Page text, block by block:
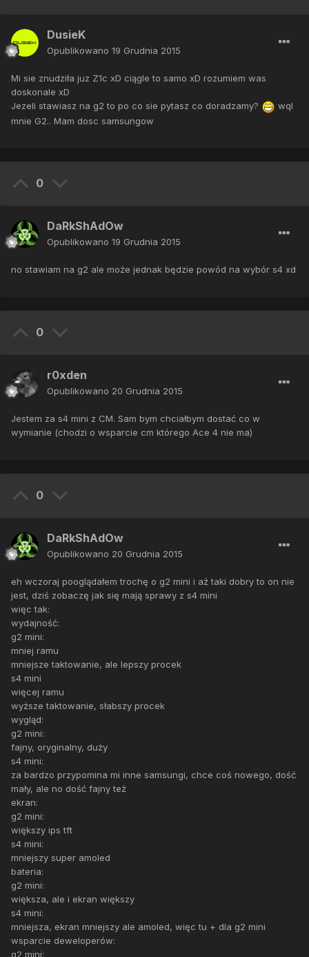
DusieK
Opublikowano 19 Grudnia 2015
Mi sie znudziła juz Z1c xD ciągle to samo xD rozumiem was
doskonale xD
Jezeli stawiasz na g2 to po co sie pytasz co doradzamy?
wql
mnie G2.. Mam dosc samsungow
0
DaRkShAdOw
Opublikowano 19 Grudnia 2015
no stawiam na g2 ale może jednak będzie powód na wybór s4 xd
0
r0xden
Opublikowano 20 Grudnia 2015
Jestem za s4 mini z CM. Sam bym chciałbym dostać co w
wymianie (chodzi o wsparcie cm którego Ace 4 nie ma)
0
DaRkShAdOw
Opublikowano 20 Grudnia 2015
eh wczoraj pooglądałem trochę o g2 mini i aż taki dobry to on nie
jest, dziś zobaczę jak się mają sprawy z s4 mini
więc tak:
wydajność:
g2 mini:
mniej ramu
mniejsze taktowanie, ale lepszy procek
s4 mini
więcej ramu
wyższe taktowanie, słabszy procek
wygląd:
g2 mini:
fajny, oryginalny, duży
s4 mini:
za bardzo przypomina mi inne samsungi, chce coś nowego, dość
mały, ale no dość fajny też
ekran:
g2 mini:
większy ips tft
s4 mini:
mniejszy super amoled
bateria:
g2 mini:
większa, ale i ekran większy
s4 mini:
mniejsza, ekran mniejszy ale amoled, więc tu + dla g2 mini
wsparcie deweloperów:
g2 mini: